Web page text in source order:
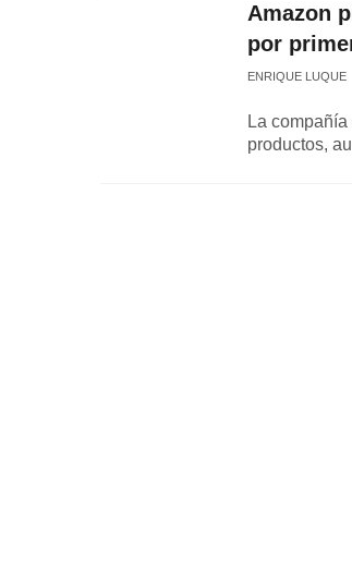
Amazon
por
ENRIQUE LUQUE
La
productos,